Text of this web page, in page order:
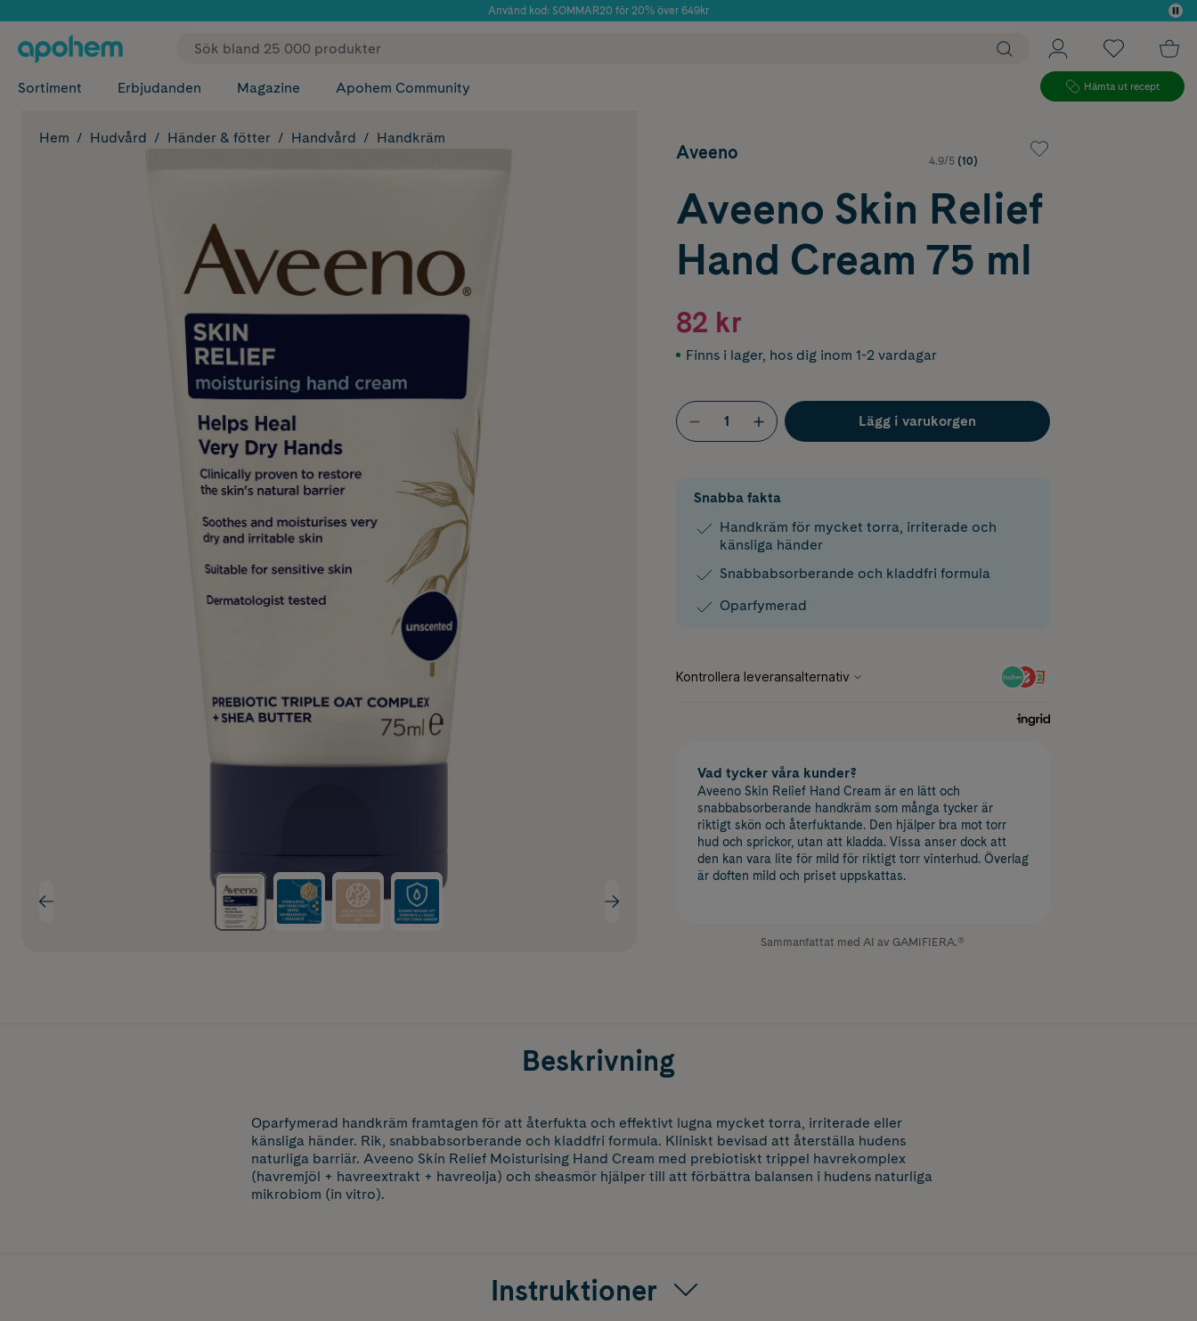
Använd kod: SOMMAR20 för 20% över 649kr
✓ Fri frakt
Sortiment Erbjudanden Magazine Apohem Community Hämta ut recept
Hem Hudvård Händer & fötter Handvård Handkräm
Aveeno 4.9/5 (10)
Aveeno Skin Relief
Hand Cream 75 ml
82 kr
Finns i lager, hos dig inom 1-2 vardagar
Lägg i varukorgen
Snabba fakta
Handkräm för mycket torra, irriterade och
känsliga händer
Snabbabsorberande och kladdfri formula
Oparfymerad
Vad tycker våra kunder?
Aveeno Skin Relief Hand Cream är en lätt och
snabbabsorberande handkräm som många tycker är
riktigt skön och återfuktande. Den hjälper bra mot torr
hud och sprickor, utan att kladda. Vissa anser dock att
den kan vara lite för mild för riktigt torr vinterhud. Överlag
är doften mild och priset uppskattas.
Sammanfattat med AI av GAMIFIERA.®
Beskrivning
Oparfymerad handkräm framtagen för att återfukta och effektivt lugna mycket torra, irriterade eller
känsliga händer. Rik, snabbabsorberande och kladdfri formula. Kliniskt bevisad att återställa hudens
naturliga barriär. Aveeno Skin Relief Moisturising Hand Cream med prebiotiskt trippel havrekomplex
(havremjöl + havreextrakt + havreolja) och sheasmör hjälper till att förbättra balansen i hudens naturliga
mikrobiom (in vitro).
Instruktioner